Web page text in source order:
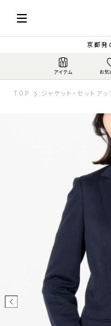
京都発
TOP ジャケット・セットアッ